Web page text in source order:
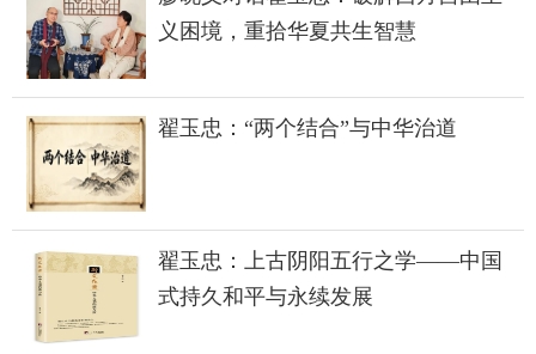
义困境，重拾华夏共生智慧
翟玉忠：“两个结合”与中华治道
翟玉忠：上古阴阳五行之学——中国
式持久和平与永续发展